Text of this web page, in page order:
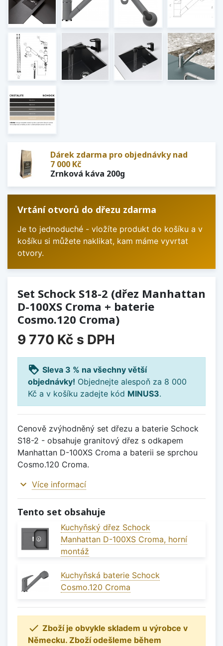
Dárek zdarma pro objednávky nad
7 000 Kč
Zrnková káva 200g
Vrtání otvorů do dřezu zdarma
Je to jednoduché - vložíte produkt do košíku a v
košíku si můžete naklikat, kam máme vyvrtat
otvory.
Set Schock S18-2 (dřez Manhattan
D-100XS Croma + baterie
Cosmo.120 Croma)
9 770 Kč s DPH
loyalty Sleva 3 % na všechny větší
objednávky! Objednejte alespoň za 8 000
Kč a v košíku zadejte kód MINUS3.
Cenově zvýhodněný set dřezu a baterie Schock
S18-2 - obsahuje granitový dřez s odkapem
Manhattan D-100XS Croma a baterii se sprchou
Cosmo.120 Croma.
expand_more Více informací
Tento set obsahuje
Kuchyňský dřez Schock
Manhattan D-100XS Croma, horní
montáž
Kuchyňská baterie Schock
Cosmo.120 Croma
 Zboží je obvykle skladem u výrobce v
Německu. Zboží odešleme během